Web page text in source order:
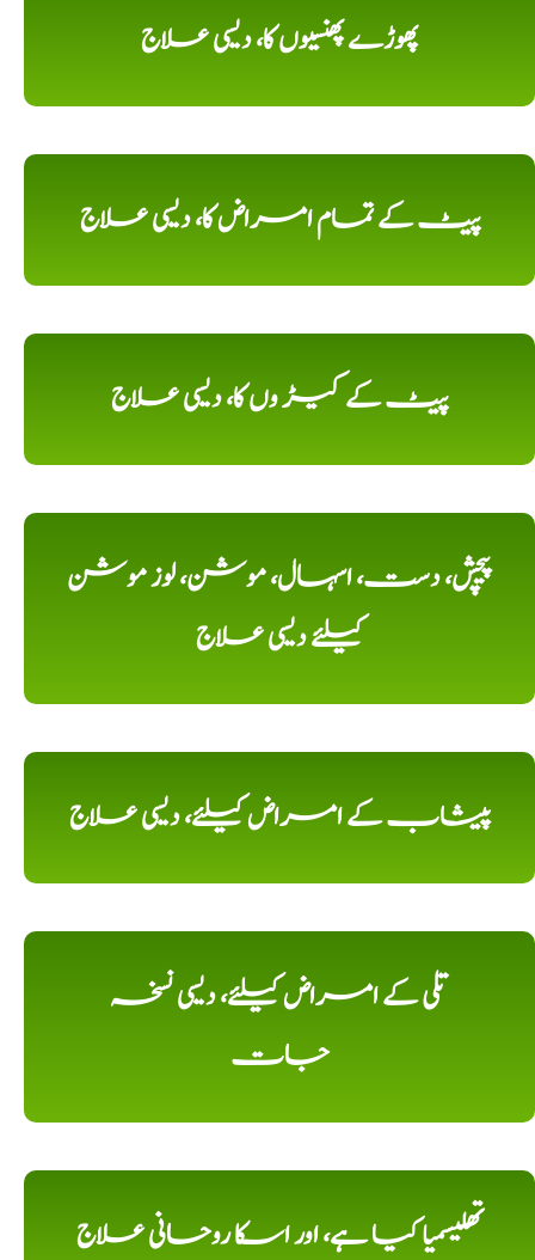
پھوڑے پھنسیوں کا، دیسی علاج
پیٹ کے تمام امراض کا، دیسی علاج
پیٹ کے کیڑ وں کا، دیسی علاج
پیچش، دست، اسہال، موشن، لوز موشن
کیلئے دیسی علاج
پیشاب کے امراض کیلئے، دیسی علاج
تلی کے امراض کیلئے، دیسی نسخہ
جات
تھلیسمیا کیا ہے، اور اسکا روحانی علاج